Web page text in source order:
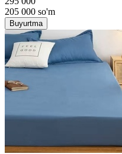
205 000 so'm
Buyurtma